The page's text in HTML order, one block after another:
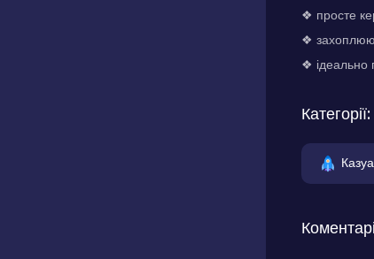
❖ просте
❖
❖ ідеально
Категорії:
Коментарі